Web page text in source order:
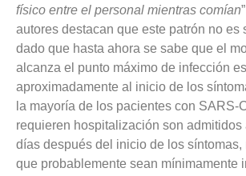
físico entre el personal mientras comían”
autores destacan que este patrón no es
dado que hasta ahora se sabe que el
alcanza el punto máximo de infección es
aproximadamente al inicio de los
la mayoría de los pacientes con SARS-
requieren hospitalización son admitidos
días después del inicio de los síntomas,
que probablemente sean mínimamente